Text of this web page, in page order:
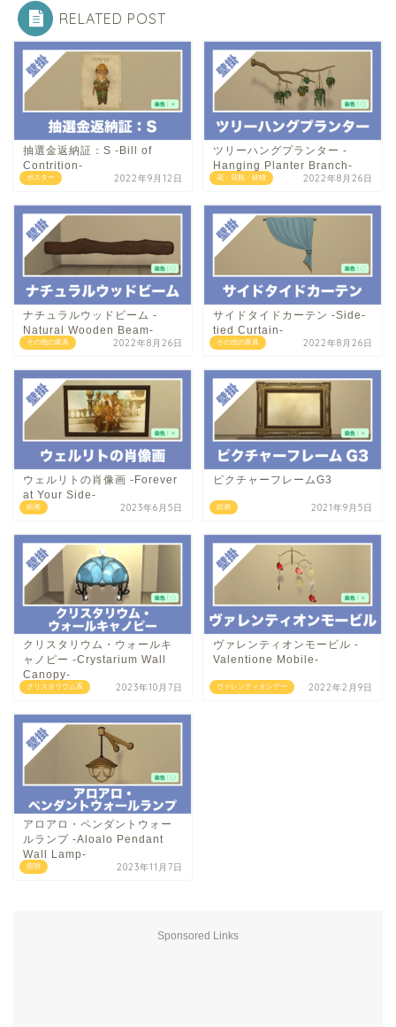
RELATED POST
ポスター
抽選金返納証：S -Bill of
Contrition-
2022年9月12日 花・花瓶・鉢植
ツリーハングプランター -
Hanging Planter Branch-
2022年8月26日
その他の家具
ナチュラルウッドビーム -
Natural Wooden Beam-
2022年8月26日 その他の家具
サイドタイドカーテン -Side-
tied Curtain-
2022年8月26日
絵画
ウェルリトの肖像画 -Forever
at Your Side-
2023年6月5日 絵画
ピクチャーフレームG3
2021年9月5日
クリスタリウム系
クリスタリウム・ウォールキ
ャノピー -Crystarium Wall
Canopy-
2023年10月7日 ヴァレンティオンデー
ヴァレンティオンモービル -
Valentione Mobile-
2022年2月9日
照明
アロアロ・ペンダントウォー
ルランプ -Aloalo Pendant
Wall Lamp-
2023年11月7日
Sponsored Links